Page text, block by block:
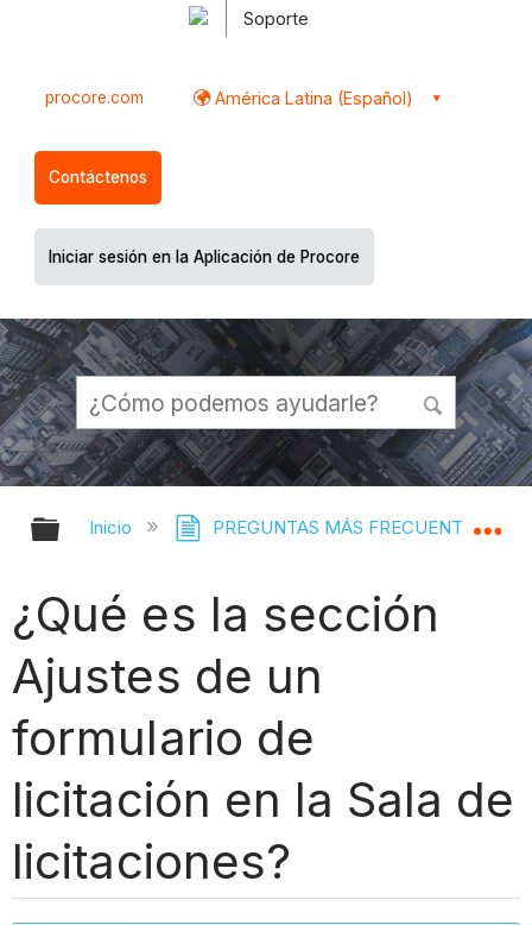
Soporte
procore.com América Latina (Español)
Contáctenos
Iniciar sesión en la Aplicación de Procore
Expandir/contraer jerarquía global
Inicio PREGUNTAS MÁS FRECUENTES
¿Qué es la sección
Ajustes de un
formulario de
licitación en la Sala de
licitaciones?